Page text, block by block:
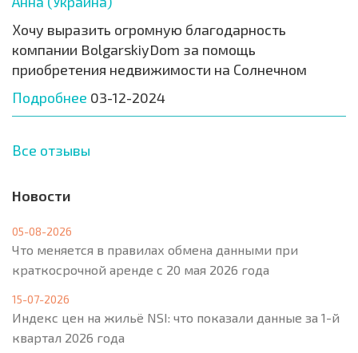
Хочу выразить огромную благодарность
компании BolgarskiyDom за помощь
приобретения недвижимости на Солнечном
Подробнее 03-12-2024
Все отзывы
Новости
05-08-2026
Что меняется в правилах обмена данными при
краткосрочной аренде с 20 мая 2026 года
15-07-2026
Индекс цен на жильё NSI: что показали данные за 1-й
квартал 2026 года